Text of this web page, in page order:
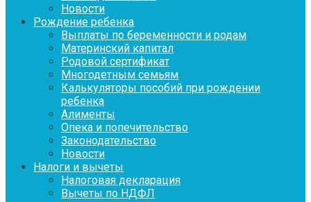
Новости
Рождение ребенка
Выплаты по беременности и родам
Материнский капитал
Родовой сертификат
Многодетным семьям
Калькуляторы пособий при рождении
ребенка
Алименты
Опека и попечительство
Законодательство
Новости
Налоги и вычеты
Налоговая декларация
Вычеты по НДФЛ